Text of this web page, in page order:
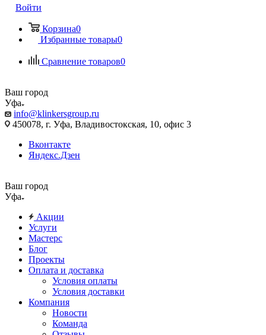
Войти
Корзина0
Избранные товары0
Сравнение товаров0
Ваш город
Уфа
info@klinkersgroup.ru
450078, г. Уфа, Владивостокская, 10, офис 3
Вконтакте
Яндекс.Дзен
Ваш город
Уфа
Акции
Услуги
Мастерс
Блог
Проекты
Оплата и доставка
Условия оплаты
Условия доставки
Компания
Новости
Команда